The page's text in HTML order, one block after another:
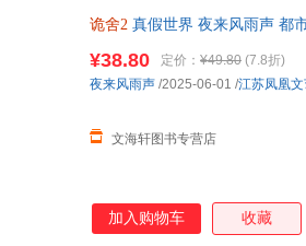
诡舍2 真假世界 夜来风雨声 都
¥38.80 定价： ¥49.80 (7.8折)
文海轩图书专营店
夜来风雨声 /2025-06-01 /江苏凤凰
加入购物车 收藏